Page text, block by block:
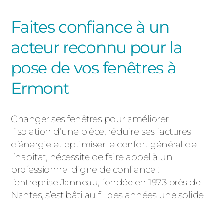
Faites confiance à un
acteur reconnu pour la
pose de vos fenêtres à
Ermont
Changer ses fenêtres pour améliorer
l’isolation d’une pièce, réduire ses factures
d’énergie et optimiser le confort général de
l’habitat, nécessite de faire appel à un
professionnel digne de confiance :
l’entreprise Janneau, fondée en 1973 près de
Nantes, s’est bâti au fil des années une solide
ACIER
CLÔTURES